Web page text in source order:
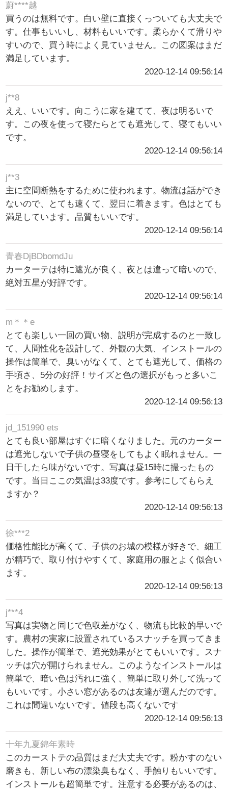
蔚****越
買うのは無料です。白い壁に直接くっついても大丈夫で
す。仕事もいいし、材料もいいです。柔らかくて滑りや
すいので、買う時によく見ていません。この図案はまだ
満足しています。
2020-12-14 09:56:14
j**8
ええ、いいです。向こうに家を建てて、夜は明るいで
す。この夜を使って寝たらとても遮光して、寝てもいい
です。
2020-12-14 09:56:14
j**3
主に空間断熱をするために使われます。物流は話ができ
ないので、とても速くて、翌日に着きます。色はとても
満足しています。品質もいいです。
2020-12-14 09:56:14
青春DjBDbomdJu
カーターテは特に遮光が良く、夜とは違って暗いので、
絶対五星が好評です。
2020-12-14 09:56:14
m＊＊e
とても楽しい一回の買い物、説明が完成するのと一致し
て、人間性化を設計して、外観の大気、インストールの
操作は簡単で、臭いがなくて、とても遮光して、価格の
手頃さ、5分の好評！サイズと色の選択がもっと多いこ
とをお勧めします。
2020-12-14 09:56:13
jd_151990 ets
とても良い部屋はすぐに暗くなりました。元のカーター
は遮光しないで子供の昼寝をしてもよく眠れません。一
日干したら味がないです。写真は昼15時に撮ったもの
です。当日ここの気温は33度です。参考にしてもらえ
ますか？
2020-12-14 09:56:13
徐***2
価格性能比が高くて、子供のお城の模様が好きで、細工
が精巧で、取り付けやすくて、家庭用の服とよく似合い
ます。
2020-12-14 09:56:13
j***4
写真は実物と同じで色収差がなく、物流も比較的早いで
す。農村の実家に設置されているスナッチを買ってきま
した。操作が簡単で、遮光効果がとてもいいです。スナ
ッチは穴が開けられません。このようなインストールは
簡単で、暗い色は汚れに強く、簡単に取り外して洗って
もいいです。小さい窓があるのは友達が選んだのです。
これは間違いないです。値段も高くないです
2020-12-14 09:56:13
十年九夏錦年素時
このカーストテの品質はまだ大丈夫です。粉かすのない
磨きも、新しい布の漂染臭もなく、手触りもいいです。
インストールも超簡単です。注意する必要があるのは、